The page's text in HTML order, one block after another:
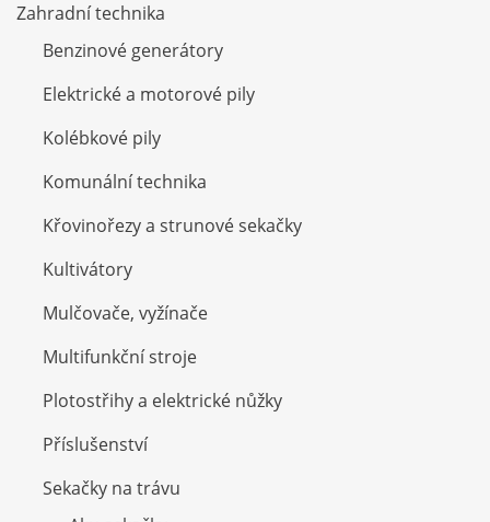
Zahradní technika
Benzinové generátory
Elektrické a motorové pily
Kolébkové pily
Komunální technika
Křovinořezy a strunové sekačky
Kultivátory
Mulčovače, vyžínače
Multifunkční stroje
Plotostřihy a elektrické nůžky
Příslušenství
Sekačky na trávu